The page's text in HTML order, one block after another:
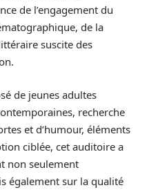
de l’engagement du
de la
suscite des
de jeunes adultes
recherche
et d’humour, éléments
ciblée, cet auditoire a
non seulement
également sur la qualité